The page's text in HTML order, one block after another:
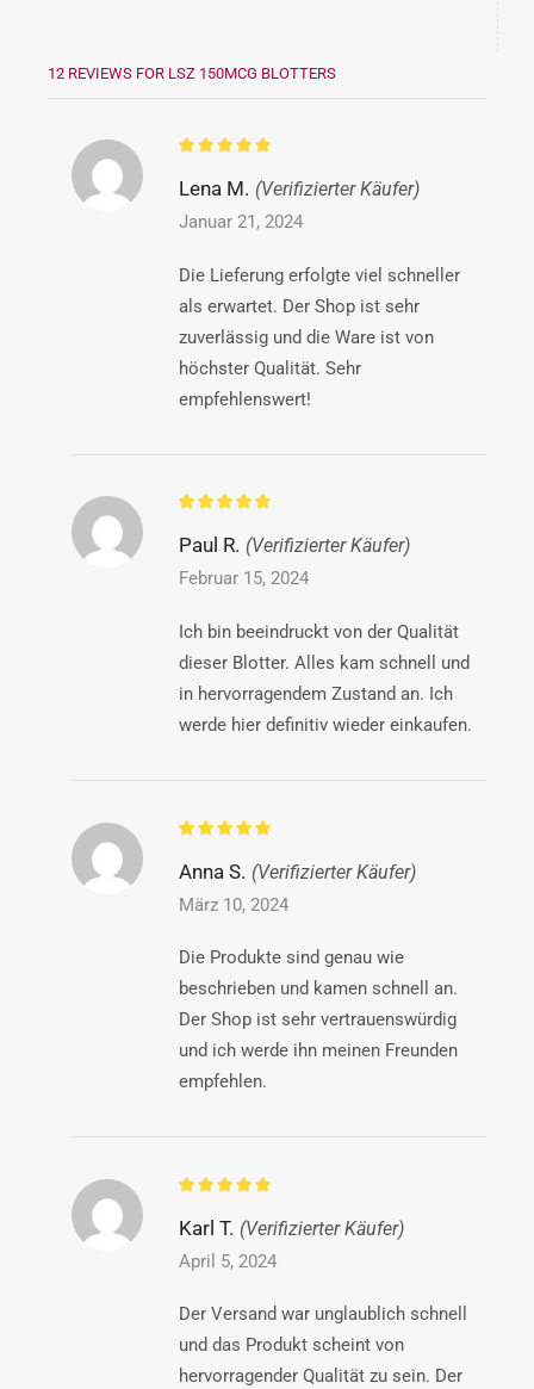
12 REVIEWS FOR LSZ 150MCG BLOTTERS
Lena M. (Verifizierter Käufer)
Januar 21, 2024
Die Lieferung erfolgte viel schneller
als erwartet. Der Shop ist sehr
zuverlässig und die Ware ist von
höchster Qualität. Sehr
empfehlenswert!
Paul R. (Verifizierter Käufer)
Februar 15, 2024
Ich bin beeindruckt von der Qualität
dieser Blotter. Alles kam schnell und
in hervorragendem Zustand an. Ich
werde hier definitiv wieder einkaufen.
Anna S. (Verifizierter Käufer)
März 10, 2024
Die Produkte sind genau wie
beschrieben und kamen schnell an.
Der Shop ist sehr vertrauenswürdig
und ich werde ihn meinen Freunden
empfehlen.
Karl T. (Verifizierter Käufer)
April 5, 2024
Der Versand war unglaublich schnell
und das Produkt scheint von
hervorragender Qualität zu sein. Der